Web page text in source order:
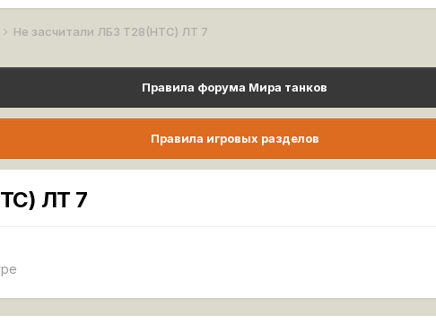
Не засчитали ЛБЗ Т28(HTC) ЛТ 7
Правила форума Мира танков
Правила игровых разделов
ЛТ 7